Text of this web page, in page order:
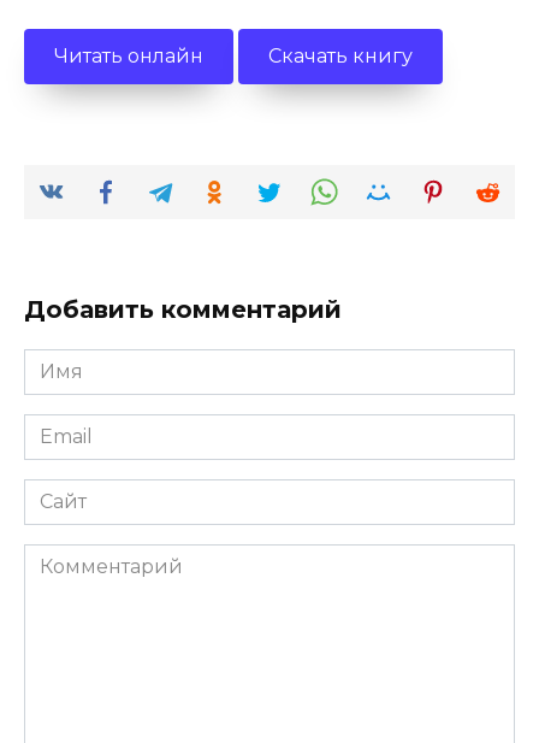
Читать онлайн Скачать книгу
Добавить комментарий
Имя
*
Email
*
Сайт
Комментарий